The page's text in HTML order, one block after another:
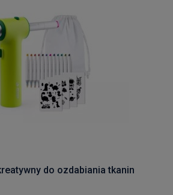
do ozdabiania tkanin